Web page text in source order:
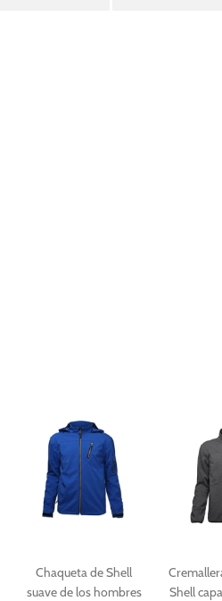
Chaqueta de Shell
suave de los hombres
Shell